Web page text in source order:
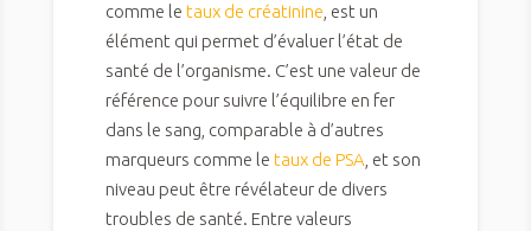
comme le taux de créatinine, est un
élément qui permet d’évaluer l’état de
santé de l’organisme. C’est une valeur de
référence pour suivre l’équilibre en fer
dans le sang, comparable à d’autres
marqueurs comme le taux de PSA, et son
niveau peut être révélateur de divers
troubles de santé. Entre valeurs